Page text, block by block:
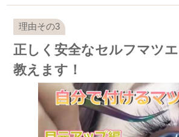
正しく安全なセルフマツ
教えます！